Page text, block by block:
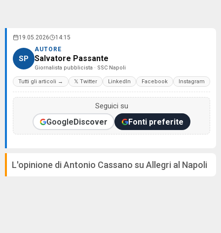
19.05.2026 14:15
SP
AUTORE
Salvatore Passante
Giornalista pubblicista · SSC Napoli
Tutti gli articoli → 𝕏 Twitter LinkedIn Facebook Instagram
Seguici su
GoogleDiscover Fonti preferite
L'opinione di Antonio Cassano su Allegri al Napoli